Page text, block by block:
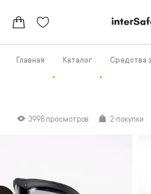
Главная Каталог Средства
3998 просмотров 2 покупки